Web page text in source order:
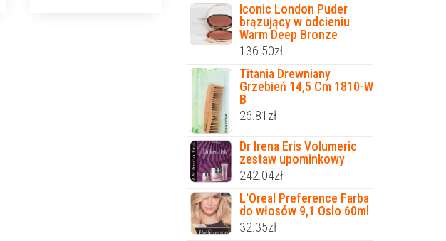
Iconic London Puder
brązujący w odcieniu
Warm Deep Bronze
136.50zł
Titania Drewniany
Grzebień 14,5 Cm 1810-W
B
26.81 zł
Dr Irena Eris Volumeric
zestaw upominkowy
242.04zł
L'Oreal Preference Farba
do włosów 9,1 Oslo 60ml
32.35zł